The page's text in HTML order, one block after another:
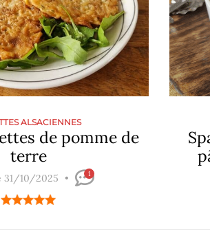
ALSACIENNES
de pomme de
terre
31/10/2025 1